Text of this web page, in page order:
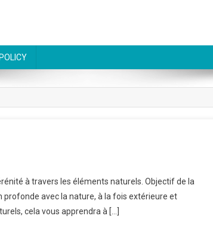
à travers les éléments naturels. Objectif de la
profonde avec la nature, à la fois extérieure et
cela vous apprendra à […]